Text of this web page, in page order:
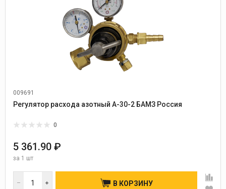
009691
Регулятор расхода азотный А-30-2 БАМЗ Россия
0
5 361.90 ₽
за 1 шт
В КОРЗИНУ